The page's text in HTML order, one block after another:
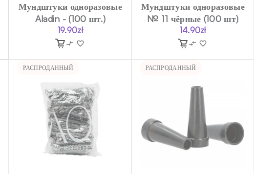
Мундштуки одноразовые
Aladin - (100 шт.)
19.90zł
Мундштуки одноразовые
№ 11 чёрные (100 шт)
14.90zł
РАСПРОДАННЫЙ РАСПРОДАННЫЙ